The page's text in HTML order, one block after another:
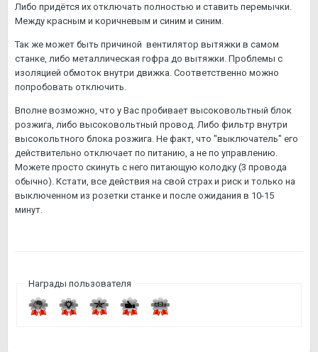
Либо придётся их отключать полностью и ставить перемычки.
Между красным и коричневым и синим и синим.
Так же может быть причиной вентилятор вытяжки в самом
станке, либо металлическая гофра до вытяжки. Проблемы с
изоляцией обмоток внутри движка. Соответственно можно
попробовать отключить.
Вполне возможно, что у Вас пробивает высоковольтный блок
розжига, либо высоковольтный провод. Либо фильтр внутри
высокольтного блока розжига. Не факт, что "выключатель" его
действительно отключает по питанию, а не по управлению.
Можете просто скинуть с него питающую колодку (3 провода
обычно). Кстати, все действия на свой страх и риск и только на
выключенном из розетки станке и после ожидания в 10-15
минут.
Награды пользователя